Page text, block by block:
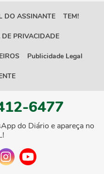
DO ASSINANTE TEM!
PRIVACIDADE
Publicidade Legal
6477
do Diário e apareça no